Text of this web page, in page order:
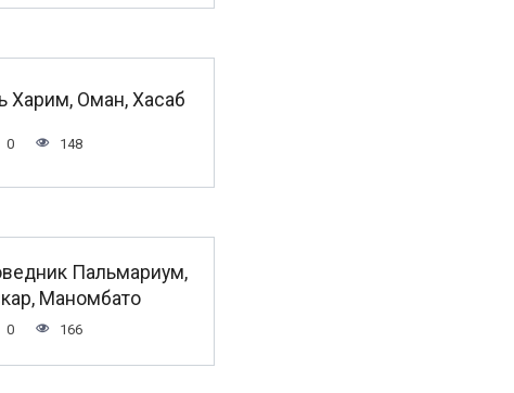
Харим, Оман, Хасаб
0 148
Пальмариум,
Маномбато
0 166